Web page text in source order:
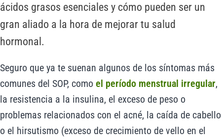
ácidos grasos esenciales y cómo pueden ser un
gran aliado a la hora de mejorar tu salud
hormonal.
Seguro que ya te suenan algunos de los síntomas más
comunes del SOP, como el período menstrual irregular,
la resistencia a la insulina, el exceso de peso o
problemas relacionados con el acné, la caída de cabello
o el hirsutismo (exceso de crecimiento de vello en el